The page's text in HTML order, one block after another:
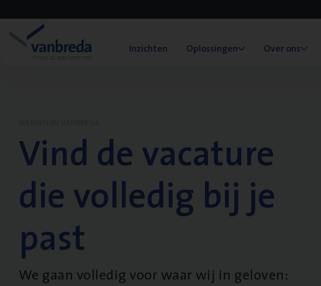
Inzichten Oplossingen Over ons
Vind de vacature
die volledig bij je
past
We gaan volledig voor waar wij in geloven: